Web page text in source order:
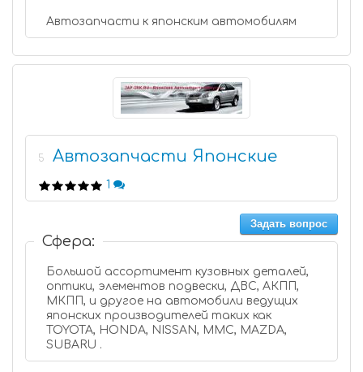
Автозапчасти к японским автомобилям
5 Автозапчасти Японские
1
Задать вопрос
Сфера:
Большой ассортимент кузовных деталей,
оптики, элементов подвески, ДВС, АКПП,
МКПП, и другое на автомобили ведущих
японских производителей таких как
TOYOTA, HONDA, NISSAN, MMC, MAZDA,
SUBARU .